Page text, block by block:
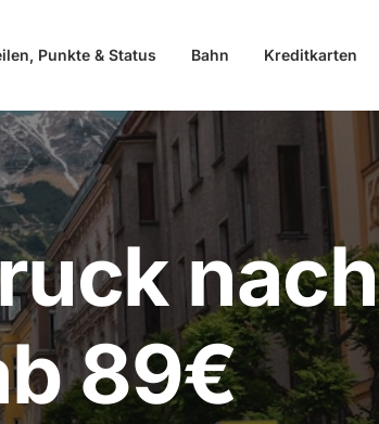
Punkte & Status Bahn Kreditkarten
nach
89€